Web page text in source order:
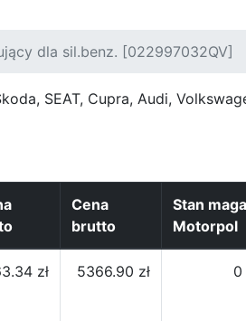
dla sil.benz. [022997032QV]
SEAT, Cupra, Audi,
Cena
brutto
Stan
Motorpol
zł 5366.90 zł 0